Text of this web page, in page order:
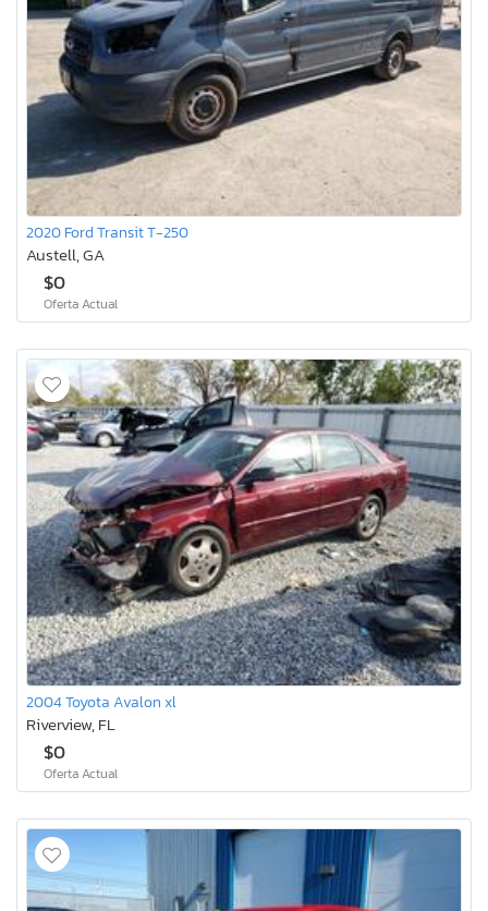
2020 Ford Transit T-250
Austell, GA
$0
Oferta Actual
2004 Toyota Avalon xl
Riverview, FL
$0
Oferta Actual